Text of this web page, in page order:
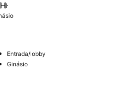
Entrada/lobby
Ginásio